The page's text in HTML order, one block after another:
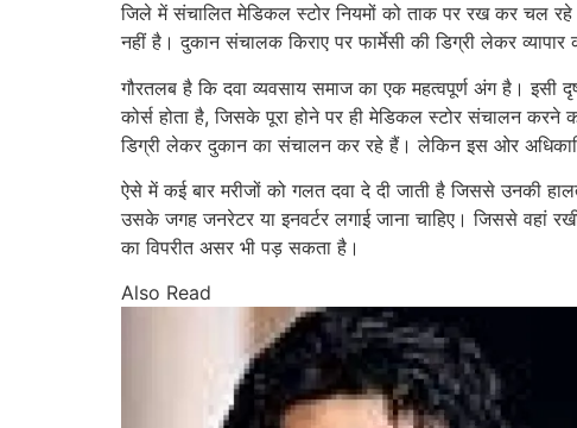
जिले में संचालित मेडिकल स्टोर नियमों को ताक पर रख कर चल रहे
नहीं है। दुकान संचालक किराए पर फार्मेसी की डिग्री लेकर
गौरतलब है कि दवा व्यवसाय समाज का एक महत्वपूर्ण अंग है।
कोर्स होता है, जिसके पूरा होने पर ही मेडिकल स्टोर संचालन
डिग्री लेकर दुकान का संचालन कर रहे हैं। लेकिन इस ओर
ऐसे में कई बार मरीजों को गलत दवा दे दी जाती है जिससे उनकी
उसके जगह जनरेटर या इनवर्टर लगाई जाना चाहिए। जिससे
का विपरीत असर भी पड़ सकता है।
Also Read